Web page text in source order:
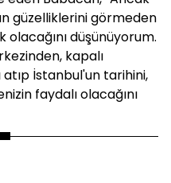
güzelliklerini görmeden
olacağını düşünüyorum.
kapalı
İstanbul'un tarihini,
faydalı olacağını